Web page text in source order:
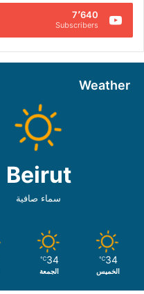
7٬640
Subscribers
Weather
Beirut
سماء صافية
34
℃
الخميس
34
℃
الجمعة